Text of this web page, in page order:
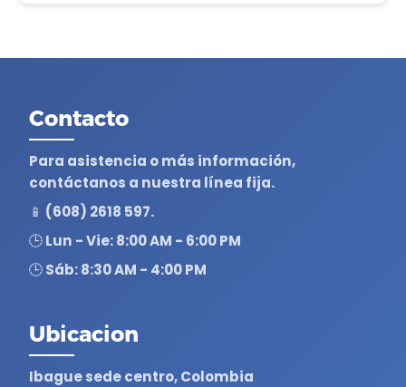
Contacto
Para asistencia o más información,
contáctanos a nuestra línea fija.
📱 (608) 2618 597.
🕒 Lun - Vie: 8:00 AM - 6:00 PM
🕒 Sáb: 8:30 AM - 4:00 PM
Ubicacion
Ibague sede centro, Colombia